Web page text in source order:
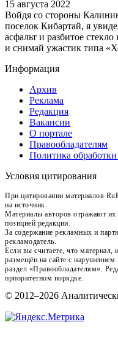
15 августа 2022
Войдя со стороны
поселок Кибартай, я
асфальт и разбитое
и снимай ужастик типа
Информация
Архив
Реклама
Редакция
Вакансии
О портале
Правообладателям
Политика
Условия цитирования
При цитировании материалов
на источник.
Материалы авторов отражают
позицией редакции.
За содержание рекламных и
рекламодатель.
Если вы считаете, что материал,
размещён на сайте с нарушением
раздел «Правообладателям».
приоритетном порядке.
© 2012–2026